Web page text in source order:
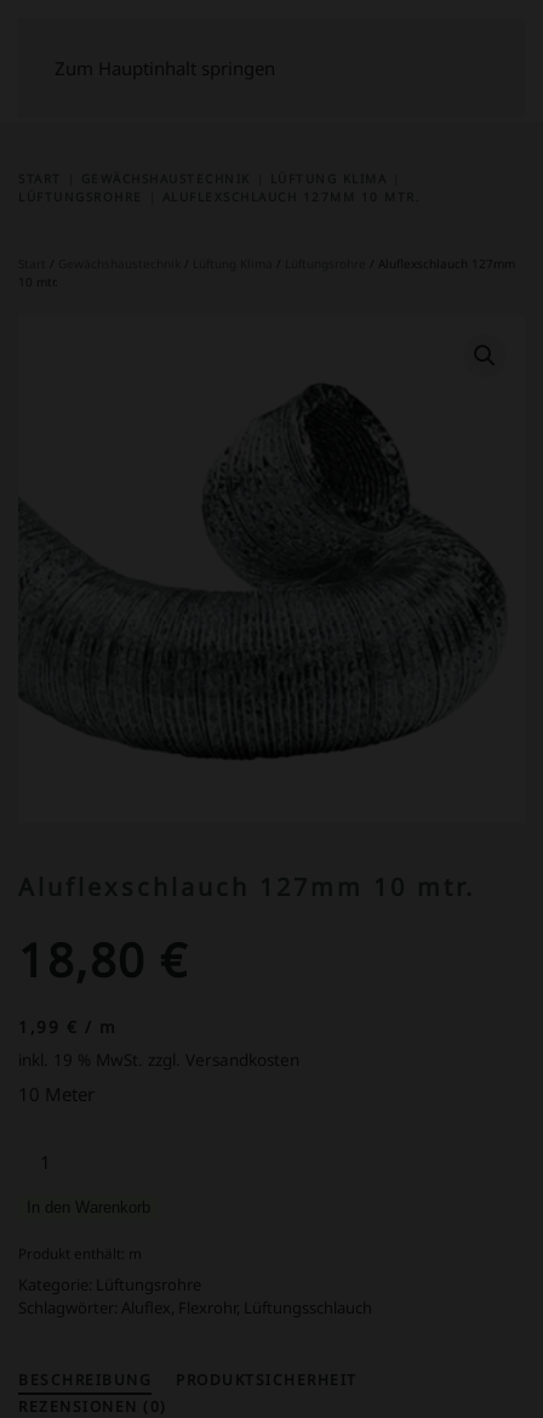
Zum Hauptinhalt springen
/ Aluflexschlauch 127mm
18,80 €
1,99 € / m
inkl. 19 % MwSt.
zzgl. Versandkosten
10 Meter
127mm
Menge
In den Warenkorb
Produkt enthält: m
Kategorie:
Lüftungsrohre
Schlagwörter: Aluflex Flexrohr , Lüftungsschlauch
BESCHREIBUNG
PRODUKTSICHERHEIT
REZENSIONEN (0)